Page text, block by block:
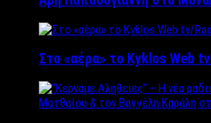
Στο «αέρα» το Kyklos Web